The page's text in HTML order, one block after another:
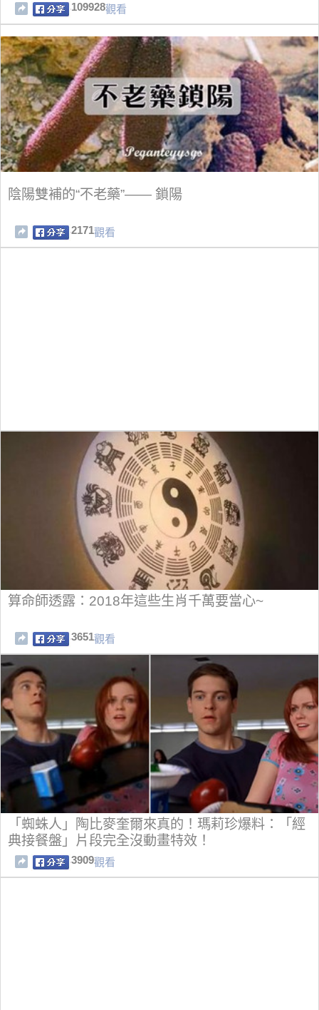
109928觀看
陰陽雙補的“不老藥”—— 鎖陽
2171觀看
算命師透露：2018年這些生肖千萬要當心~
3651觀看
「蜘蛛人」陶比麥奎爾來真的！瑪莉珍爆料：「經
典接餐盤」片段完全沒動畫特效！
3909觀看